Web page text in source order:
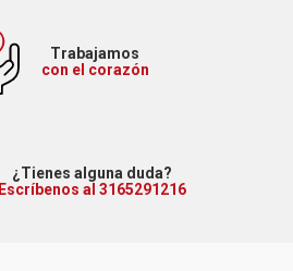
Trabajamos
con el corazón
¿Tienes alguna duda?
Escríbenos al 3165291216